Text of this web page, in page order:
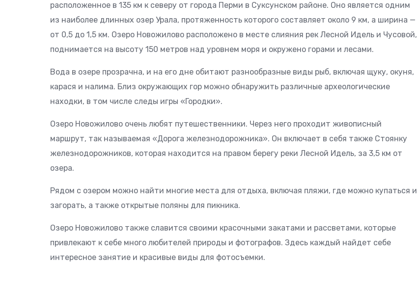
расположенное в 135 км к северу от города Перми в Суксунском районе. Оно является одним
из наиболее длинных озер Урала, протяженность которого составляет около 9 км, а ширина —
от 0,5 до 1,5 км. Озеро Новожилово расположено в месте слияния рек Лесной Идель и Чусовой,
поднимается на высоту 150 метров над уровнем моря и окружено горами и лесами.
Вода в озере прозрачна, и на его дне обитают разнообразные виды рыб, включая щуку, окуня,
карася и налима. Близ окружающих гор можно обнаружить различные археологические
находки, в том числе следы игры «Городки».
Озеро Новожилово очень любят путешественники. Через него проходит живописный
маршрут, так называемая «Дорога железнодорожника». Он включает в себя также Стоянку
железнодорожников, которая находится на правом берегу реки Лесной Идель, за 3,5 км от
озера.
Рядом с озером можно найти многие места для отдыха, включая пляжи, где можно купаться и
загорать, а также открытые поляны для пикника.
Озеро Новожилово также славится своими красочными закатами и рассветами, которые
привлекают к себе много любителей природы и фотографов. Здесь каждый найдет себе
интересное занятие и красивые виды для фотосъемки.